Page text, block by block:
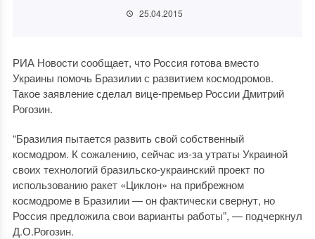
25.04.2015
РИА Новости сообщает, что Россия готова вместо
Украины помочь Бразилии с развитием космодромов.
Такое заявление сделал вице-премьер России Дмитрий
Рогозин.
“Бразилия пытается развить свой собственный
космодром. К сожалению, сейчас из-за утраты Украиной
своих технологий бразильско-украинский проект по
использованию ракет «Циклон» на прибрежном
космодроме в Бразилии — он фактически свернут, но
Россия предложила свои варианты работы”, — подчеркнул
Д.О.Рогозин.